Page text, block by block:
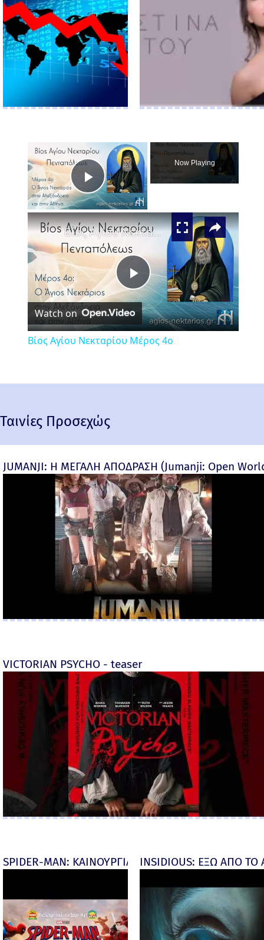
Play
Video
Now Playing
×
Play
Video
Βίος Αγίου Νεκταρίου Μέρος 4ο
Watch on
Βίος Αγίου Νεκταρίου Μέρος 4ο
Ταινίες Προσεχώς
JUMANJI: Η ΜΕΓΑΛΗ ΑΠΟΔΡΑΣΗ (Jumanji: Open
VICTORIAN PSYCHO - teaser
SPIDER-MAN: ΚΑΙΝΟΥΡΓΙΑ ΜΕΡΑ (Spider-Man:
INSIDIOUS: ΕΞΩ ΑΠΟ